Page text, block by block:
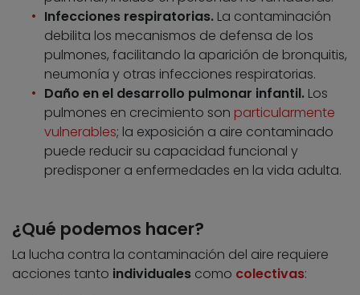
Infecciones respiratorias. La contaminación
debilita los mecanismos de defensa de los
pulmones, facilitando la aparición de bronquitis,
neumonía y otras infecciones respiratorias.
Daño en el desarrollo pulmonar infantil. Los
pulmones en crecimiento son particularmente
vulnerables; la exposición a aire contaminado
puede reducir su capacidad funcional y
predisponer a enfermedades en la vida adulta.
¿Qué podemos hacer?
La lucha contra la contaminación del aire requiere
acciones tanto individuales como colectivas: